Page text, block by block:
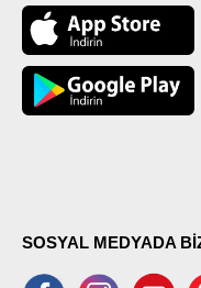
SOSYAL MEDYADA